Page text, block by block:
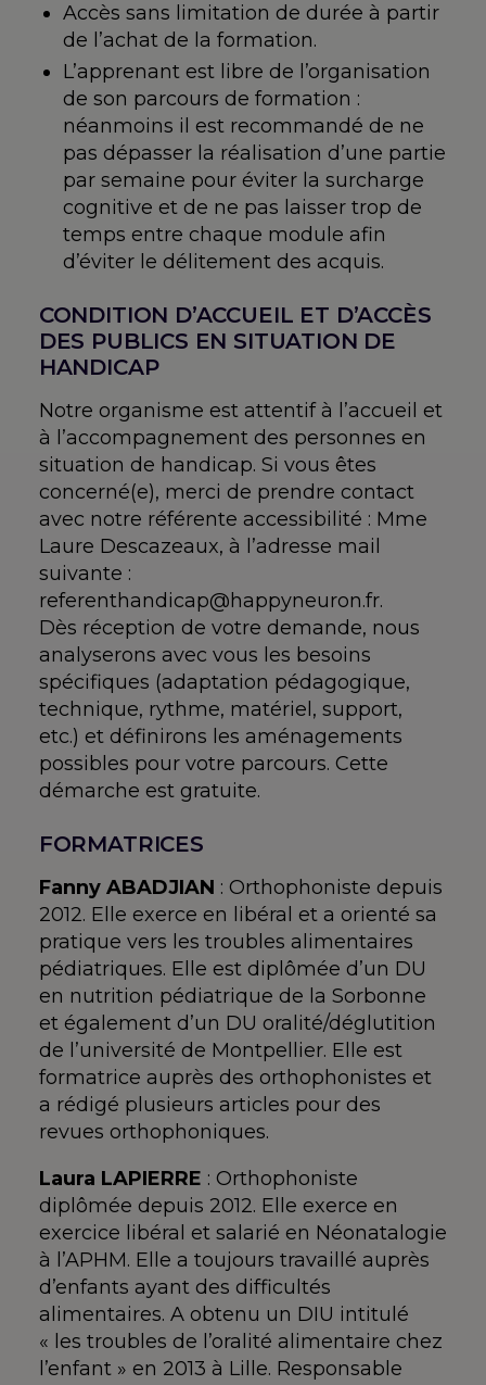
Accès sans limitation de durée à partir
de l’achat de la formation.
L’apprenant est libre de l’organisation
de son parcours de formation :
néanmoins il est recommandé de ne
pas dépasser la réalisation d’une partie
par semaine pour éviter la surcharge
cognitive et de ne pas laisser trop de
temps entre chaque module afin
d’éviter le délitement des acquis.
CONDITION D’ACCUEIL ET D’ACCÈS
DES PUBLICS EN SITUATION DE
HANDICAP
Notre organisme est attentif à l’accueil et
à l’accompagnement des personnes en
situation de handicap. Si vous êtes
concerné(e), merci de prendre contact
avec notre référente accessibilité : Mme
Laure Descazeaux, à l’adresse mail
suivante :
referenthandicap@happyneuron.fr.
Dès réception de votre demande, nous
analyserons avec vous les besoins
spécifiques (adaptation pédagogique,
technique, rythme, matériel, support,
etc.) et définirons les aménagements
possibles pour votre parcours. Cette
démarche est gratuite.
FORMATRICES
Fanny ABADJIAN : Orthophoniste depuis
2012. Elle exerce en libéral et a orienté sa
pratique vers les troubles alimentaires
pédiatriques. Elle est diplômée d’un DU
en nutrition pédiatrique de la Sorbonne
et également d’un DU oralité/déglutition
de l’université de Montpellier. Elle est
formatrice auprès des orthophonistes et
a rédigé plusieurs articles pour des
revues orthophoniques.
Laura LAPIERRE : Orthophoniste
diplômée depuis 2012. Elle exerce en
exercice libéral et salarié en Néonatalogie
à l’APHM. Elle a toujours travaillé auprès
d’enfants ayant des difficultés
alimentaires. A obtenu un DIU intitulé
« les troubles de l’oralité alimentaire chez
l’enfant » en 2013 à Lille. Responsable